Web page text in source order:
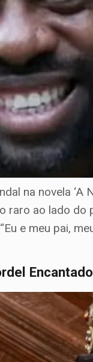
na novela
raro ao lado do
e meu pai,